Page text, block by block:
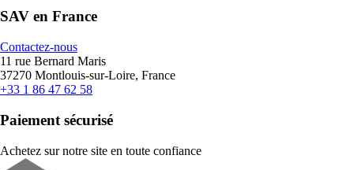
SAV en France
Contactez-nous
11 rue Bernard Maris
37270 Montlouis-sur-Loire, France
+33 1 86 47 62 58
Paiement sécurisé
Achetez sur notre site en toute confiance